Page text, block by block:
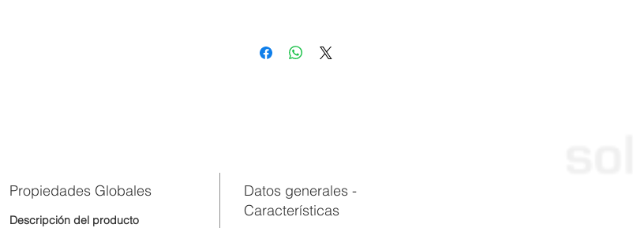
Insensible a la suciedad
Conector M8, 4 polos, Cierre con
Propiedades Globales
Descripción del producto
Datos generales -
Características